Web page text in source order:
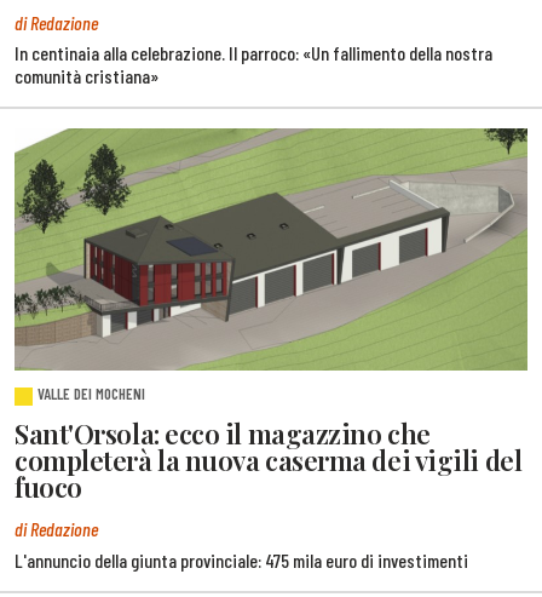
di Redazione
In centinaia alla celebrazione. Il parroco: «Un fallimento della nostra
comunità cristiana»
VALLE DEI MOCHENI
Sant'Orsola: ecco il magazzino che
completerà la nuova caserma dei vigili del
fuoco
di Redazione
L'annuncio della giunta provinciale: 475 mila euro di investimenti